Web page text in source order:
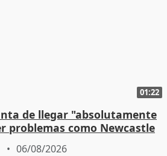
01:22
de llegar "absolutamente
problemas como Newcastle
06/08/2026